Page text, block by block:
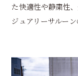
た快適性や静粛性
ジュアリーサルー